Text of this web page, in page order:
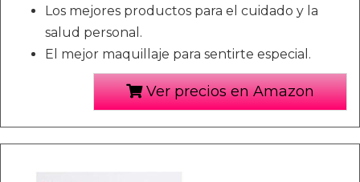
Los mejores productos para el cuidado y la
salud personal.
El mejor maquillaje para sentirte especial.
Ver precios en Amazon